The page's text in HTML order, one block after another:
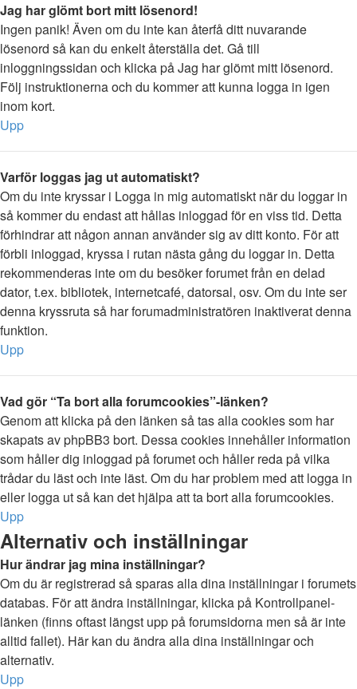
Jag har glömt bort mitt lösenord!
Ingen panik! Även om du inte kan återfå ditt nuvarande
lösenord så kan du enkelt återställa det. Gå till
inloggningssidan och klicka på Jag har glömt mitt lösenord.
Följ instruktionerna och du kommer att kunna logga in igen
inom kort.
Upp
Varför loggas jag ut automatiskt?
Om du inte kryssar i Logga in mig automatiskt när du loggar in
så kommer du endast att hållas inloggad för en viss tid. Detta
förhindrar att någon annan använder sig av ditt konto. För att
förbli inloggad, kryssa i rutan nästa gång du loggar in. Detta
rekommenderas inte om du besöker forumet från en delad
dator, t.ex. bibliotek, internetcafé, datorsal, osv. Om du inte ser
denna kryssruta så har forumadministratören inaktiverat denna
funktion.
Upp
Vad gör “Ta bort alla forumcookies”-länken?
Genom att klicka på den länken så tas alla cookies som har
skapats av phpBB3 bort. Dessa cookies innehåller information
som håller dig inloggad på forumet och håller reda på vilka
trådar du läst och inte läst. Om du har problem med att logga in
eller logga ut så kan det hjälpa att ta bort alla forumcookies.
Upp
Alternativ och inställningar
Hur ändrar jag mina inställningar?
Om du är registrerad så sparas alla dina inställningar i forumets
databas. För att ändra inställningar, klicka på Kontrollpanel-
länken (finns oftast längst upp på forumsidorna men så är inte
alltid fallet). Här kan du ändra alla dina inställningar och
alternativ.
Upp